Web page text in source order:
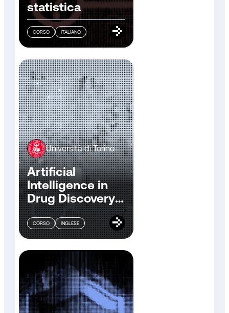
statistica
CORSO ITALIANO
Università di Torino
Artificial
Intelligence in
Drug Discovery
and
Development
CORSO INGLESE